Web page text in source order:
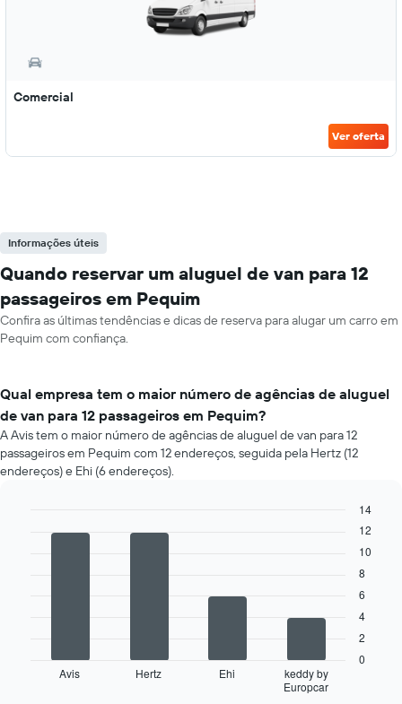
Comercial
Ver oferta
Informações úteis
Quando reservar um aluguel de van para 12
passageiros em Pequim
Confira as últimas tendências e dicas de reserva para alugar um carro em
Pequim com confiança.
Qual empresa tem o maior número de agências de aluguel
de van para 12 passageiros em Pequim?
A Avis tem o maior número de agências de aluguel de van para 12
passageiros em Pequim com 12 endereços, seguida pela Hertz (12
endereços) e Ehi (6 endereços).
Avis Hertz Ehi
keddy by
Europcar
0
2
4
6
8
10
12
14